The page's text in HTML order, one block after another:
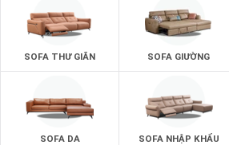
SOFA THƯ GIÃN SOFA GIƯỜNG
SOFA DA SOFA NHẬP KHẨU